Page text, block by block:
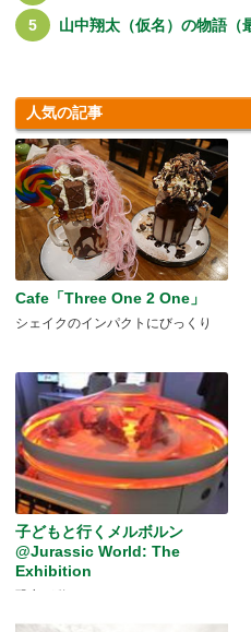
山中翔太（仮名）の物語（
人気の記事
Cafe「Three One 2 One」
シェイクのインパクトにびっくり
子どもと行くメルボルン
@Jurassic World: The
Exhibition